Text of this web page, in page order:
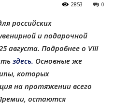
0
2853
российских
и подарочной
августа. Подробнее о VIII
здесь. Основные же
которых
на протяжении всего
остаются